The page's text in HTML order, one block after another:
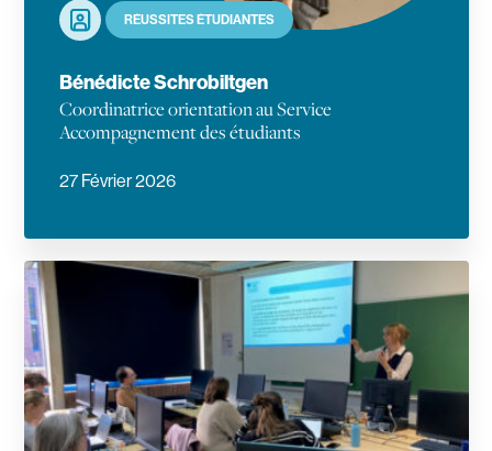
Bénédicte Schrobiltgen
Coordinatrice orientation au Service
Accompagnement des étudiants
Portrait RÉUSSITES ÉTUDIANTES
27 Février 2026
En savoir plus